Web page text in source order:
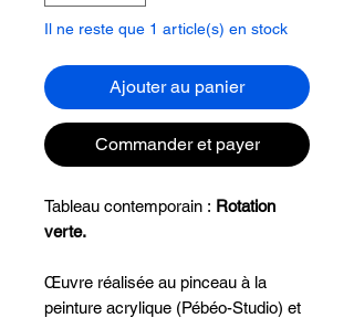
Il ne reste que 1 article(s) en stock
Ajouter au panier
Commander et payer
Tableau contemporain : Rotation
verte.
Œuvre réalisée au pinceau à la
peinture acrylique (Pébéo-Studio) et